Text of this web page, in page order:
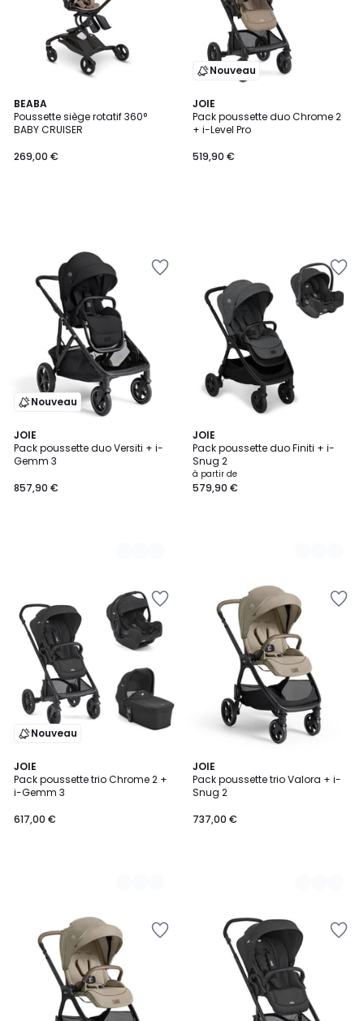
BEABA
Poussette siège rotatif 360°
BABY CRUISER
269,00 €
Nouveau
JOIE
Pack poussette duo Chrome 2
+ i-Level Pro
519,90 €
Nouveau
JOIE
Pack poussette duo Versiti + i-
Gemm 3
857,90 €
2
Couleurs
JOIE
Pack poussette duo Finiti + i-
Snug 2
à partir de
579,90 €
3
Couleurs
Nouveau
JOIE
Pack poussette trio Chrome 2 +
i-Gemm 3
617,00 €
2
Couleurs
JOIE
Pack poussette trio Valora + i-
Snug 2
737,00 €
2
Couleurs